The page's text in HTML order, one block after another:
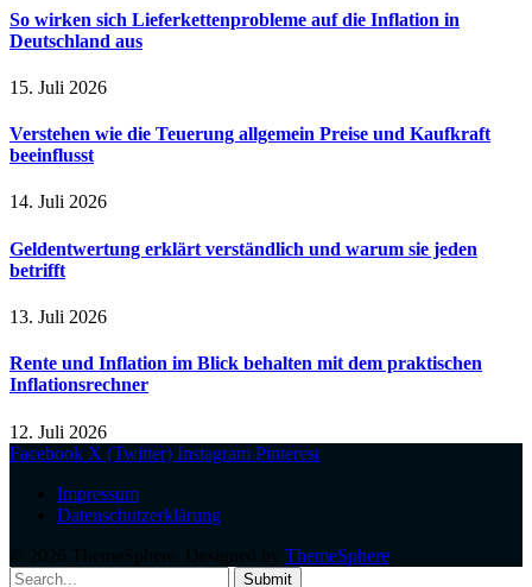
So wirken sich Lieferkettenprobleme auf die Inflation in
Deutschland aus
15. Juli 2026
Verstehen wie die Teuerung allgemein Preise und Kaufkraft
beeinflusst
14. Juli 2026
Geldentwertung erklärt verständlich und warum sie jeden
betrifft
13. Juli 2026
Rente und Inflation im Blick behalten mit dem praktischen
Inflationsrechner
12. Juli 2026
Facebook X (Twitter) Instagram Pinterest
Impressum
Datenschutzerklärung
ThemeSphere
Submit